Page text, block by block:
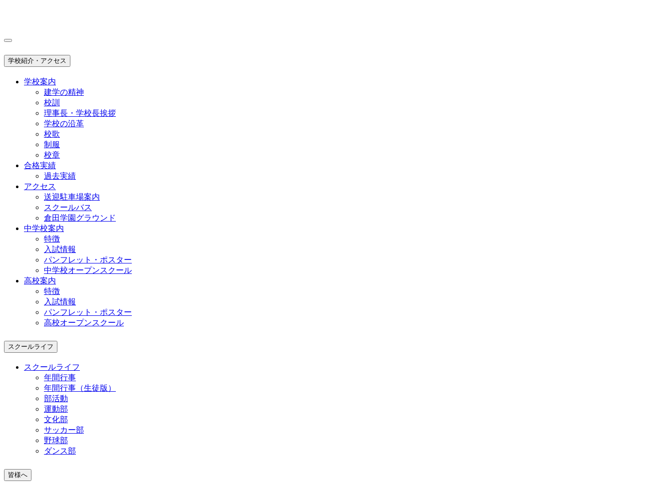
学校紹介・アクセス
学校案内
建学の精神
校訓
理事長・学校長挨拶
学校の沿革
校歌
制服
校章
合格実績
過去実績
アクセス
送迎駐車場案内
スクールバス
倉田学園グラウンド
中学校案内
特徴
入試情報
パンフレット・ポスター
中学校オープンスクール
高校案内
特徴
入試情報
パンフレット・ポスター
高校オープンスクール
スクールライフ
スクールライフ
年間行事
年間行事（生徒版）
部活動
運動部
文化部
サッカー部
野球部
ダンス部
皆様へ